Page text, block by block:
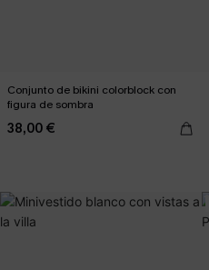
Conjunto de bikini colorblock con
figura de sombra
38,00 €